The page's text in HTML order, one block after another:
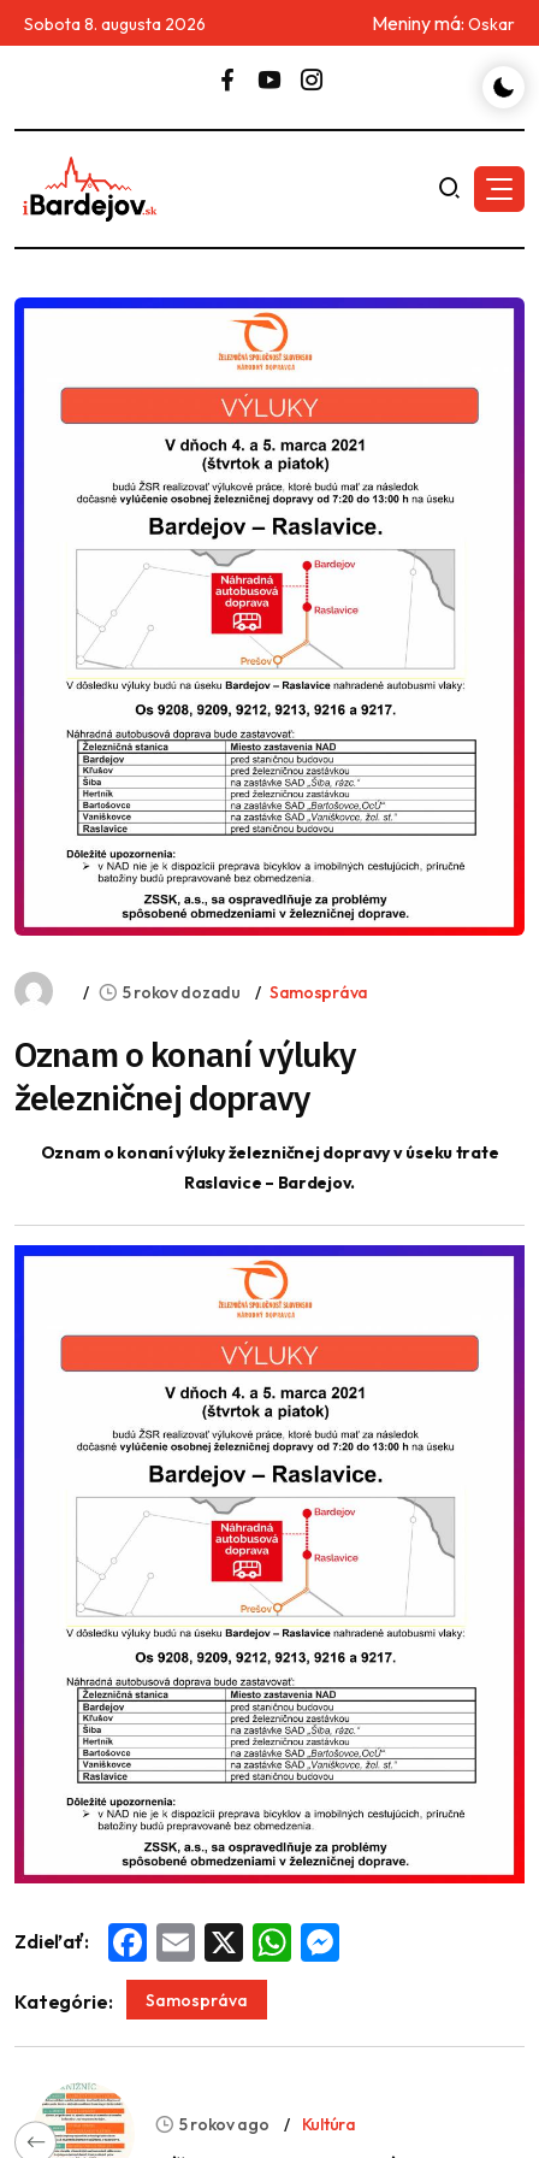
Sobota 8. augusta 2026 Meniny má: Oskar
5 rokov dozadu Samospráva
Oznam o konaní výluky
železničnej dopravy
Oznam o konaní výluky železničnej dopravy v úseku trate
Raslavice – Bardejov.
Zdieľať: Facebook
Email WhatsApp
Kategórie: Samospráva
5 rokov ago Kultúra